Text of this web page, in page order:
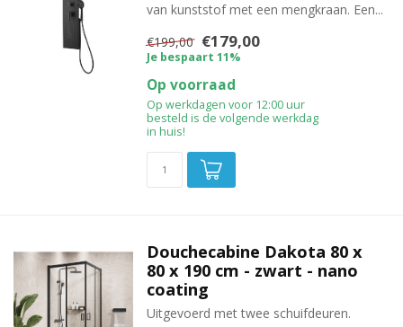
van kunststof met een mengkraan. Een...
€199,00 €179,00
Je bespaart 11%
Op voorraad
Op werkdagen voor 12:00 uur
besteld is de volgende werkdag
in huis!
Douchecabine Dakota 80 x
80 x 190 cm - zwart - nano
coating
Uitgevoerd met twee schuifdeuren.